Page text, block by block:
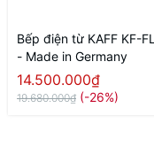
Bếp điện từ KAFF KF-
- Made in Germany
14.500.000₫
19.680.000₫ (-26%)